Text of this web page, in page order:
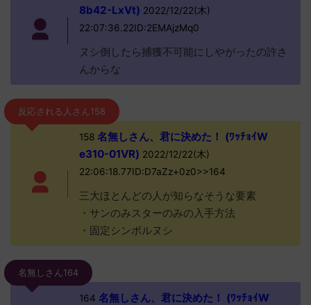
8b42-LxVt) 2022/12/22(木)
22:07:36.22ID:2EMAjzMq0
ヌシ倒したら捕獲不可能にしやがったの許さ
んからな
反応される人さん158
158名無しさん、君に決めた！ (ﾜｯﾁｮｲW
e310-01VR) 2022/12/22(木)
22:06:18.77ID:D7aZz+0z0>>164
三大ほとんどの人が知らなそうな要素
・サンのみスターのみの入手方法
・固定シンボルヌシ
名無しさん164
164 名無しさん、君に決めた！ (ﾜｯﾁｮｲW